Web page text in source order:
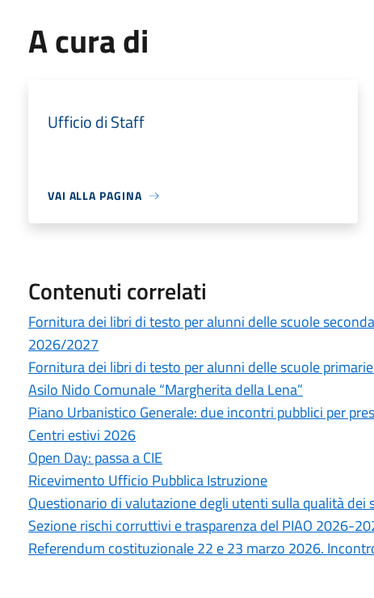
A cura di
Ufficio di Staff
VAI ALLA PAGINA
Contenuti correlati
Fornitura dei libri di testo per alunni delle scuole
2026/2027
Fornitura dei libri di testo per alunni delle scuole
Asilo Nido Comunale “Margherita della Lena”
Piano Urbanistico Generale: due incontri pubblici per
Centri estivi 2026
Open Day: passa a CIE
Ricevimento Ufficio Pubblica Istruzione
Questionario di valutazione degli utenti sulla qualità dei
Sezione rischi corruttivi e trasparenza del PIAO 2026-
Referendum costituzionale 22 e 23 marzo 2026.